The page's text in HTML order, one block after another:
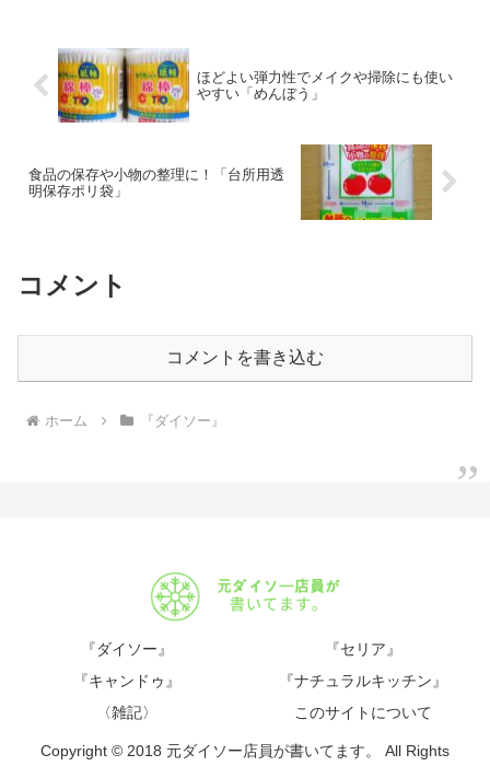
ほどよい弾力性でメイクや掃除にも使い
やすい「めんぼう」
食品の保存や小物の整理に！「台所用透
明保存ポリ袋」
コメント
コメントを書き込む
ホーム 『ダイソー』
『ダイソー』
『セリア』
『キャンドゥ』
『ナチュラルキッチン』
〈雑記〉
このサイトについて
Copyright © 2018 元ダイソー店員が書いてます。 All Rights